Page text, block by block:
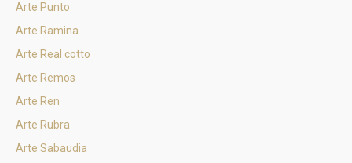
Arte Punto
Arte Ramina
Arte Real cotto
Arte Remos
Arte Ren
Arte Rubra
Arte Sabaudia